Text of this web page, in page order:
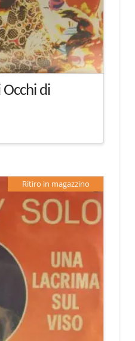
di
Ritiro in magazzino